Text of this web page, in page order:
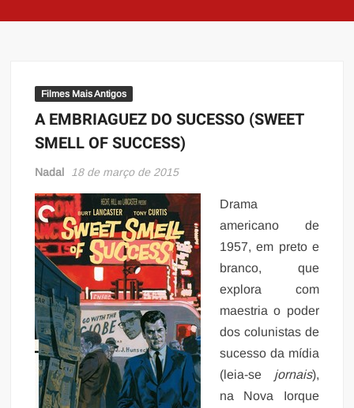
Filmes Mais Antigos
A EMBRIAGUEZ DO SUCESSO (SWEET
SMELL OF SUCCESS)
Nadal 18 de março de 2015
Drama
americano de
1957, em preto e
branco, que
explora com
maestria o poder
dos colunistas de
sucesso da mídia
(leia-se jornais),
na Nova Iorque